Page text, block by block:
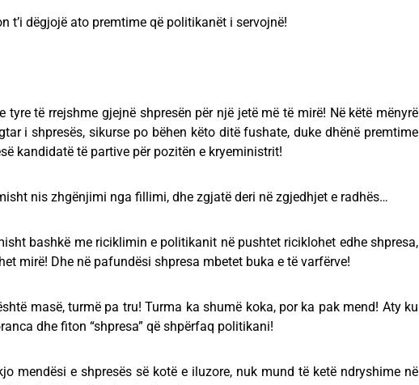
t’i dëgjojë ato premtime që politikanët i servojnë!
tyre të rrejshme gjejnë shpresën për një jetë më të mirë! Në këtë mënyrë
i shpresës, sikurse po bëhen këto ditë fushate, duke dhënë premtime
kandidatë të partive për pozitën e kryeministrit!
nis zhgënjimi nga fillimi, dhe zgjatë deri në zgjedhjet e radhës…
bashkë me riciklimin e politikanit në pushtet riciklohet edhe shpresa,
mirë! Dhe në pafundësi shpresa mbetet buka e të varfërve!
masë, turmë pa tru! Turma ka shumë koka, por ka pak mend! Aty ku
dhe fiton “shpresa” që shpërfaq politikani!
mendësi e shpresës së kotë e iluzore, nuk mund të ketë ndryshime në